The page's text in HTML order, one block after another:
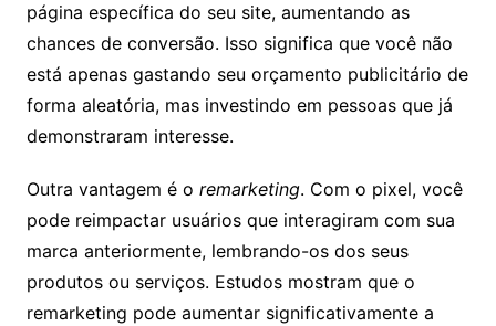
página específica do seu site, aumentando as
chances de conversão. Isso significa que você não
está apenas gastando seu orçamento publicitário de
forma aleatória, mas investindo em pessoas que já
demonstraram interesse.
Outra vantagem é o remarketing. Com o pixel, você
pode reimpactar usuários que interagiram com sua
marca anteriormente, lembrando-os dos seus
produtos ou serviços. Estudos mostram que o
remarketing pode aumentar significativamente a